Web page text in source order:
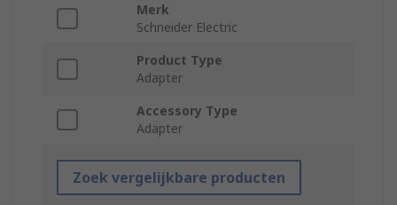
Merk
Schneider Electric
Product Type
Adapter
Accessory Type
Adapter
Zoek vergelijkbare producten